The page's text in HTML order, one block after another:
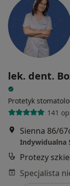
lek. dent.
Protetyk
141
Sienna 86/
Protezy